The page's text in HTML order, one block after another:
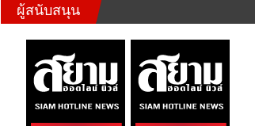
ผู้สนับสนุน